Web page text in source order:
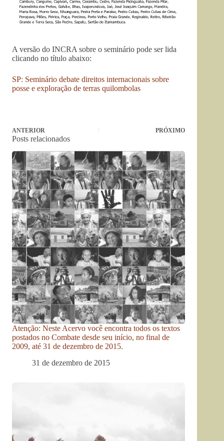
A versão do INCRA sobre o seminário pode ser lida
clicando no título abaixo:
SP: Seminário debate direitos internacionais sobre
posse e exploração de terras quilombolas
ANTERIOR PRÓXIMO
Posts relacionados
Atenção: Neste Acervo você encontra todos os textos
postados no Combate desde seu início, no final de
2009, até 31 de dezembro de 2015.
31 de dezembro de 2015